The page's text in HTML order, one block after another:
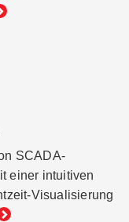
SCADA-
einer intuitiven
Visualisierung